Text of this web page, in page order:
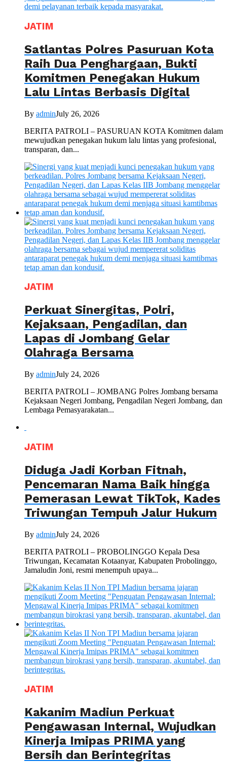
JATIM
Satlantas Polres Pasuruan Kota
Raih Dua Penghargaan, Bukti
Komitmen Penegakan Hukum
Lalu Lintas Berbasis Digital
By adminJuly 26, 2026
BERITA PATROLI – PASURUAN KOTA Komitmen dalam
mewujudkan penegakan hukum lalu lintas yang profesional,
transparan, dan...
JATIM
Perkuat Sinergitas, Polri,
Kejaksaan, Pengadilan, dan
Lapas di Jombang Gelar
Olahraga Bersama
By adminJuly 24, 2026
BERITA PATROLI – JOMBANG Polres Jombang bersama
Kejaksaan Negeri Jombang, Pengadilan Negeri Jombang, dan
Lembaga Pemasyarakatan...
JATIM
Diduga Jadi Korban Fitnah,
Pencemaran Nama Baik hingga
Pemerasan Lewat TikTok, Kades
Triwungan Tempuh Jalur Hukum
By adminJuly 24, 2026
BERITA PATROLI – PROBOLINGGO Kepala Desa
Triwungan, Kecamatan Kotaanyar, Kabupaten Probolinggo,
Jamaludin Joni, resmi menempuh upaya...
JATIM
Kakanim Madiun Perkuat
Pengawasan Internal, Wujudkan
Kinerja Imipas PRIMA yang
Bersih dan Berintegritas